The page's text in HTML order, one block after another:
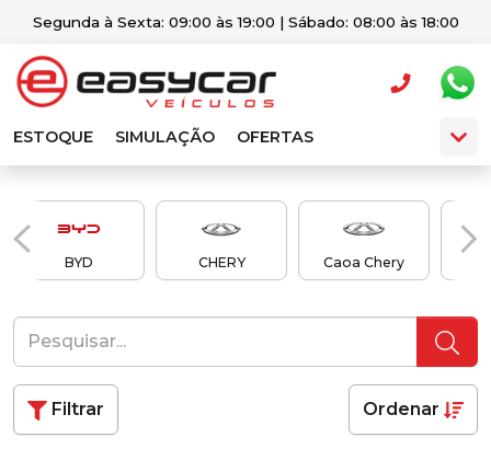
Segunda à Sexta: 09:00 às 19:00 | Sábado: 08:00 às 18:00
ESTOQUE SIMULAÇÃO OFERTAS
BYD CHERY Caoa Chery
Filtrar Ordenar